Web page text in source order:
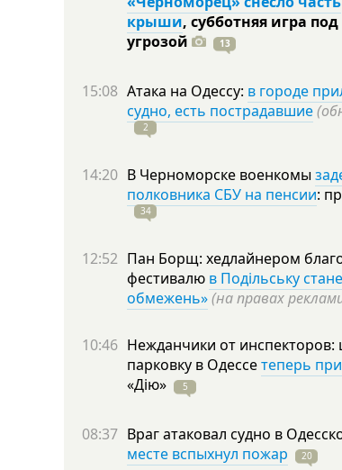
крыши, субботняя игра под
угрозой
13
15:08 Атака на Одессу: в городе
судно, есть пострадавшие
2
14:20 В Черноморске военкомы
полковника СБУ на пенсии:
34
12:52 Пан Борщ: хедлайнером
фестивалю в Подільську
обмежень»(на правах
10:46 Нежданчики от
парковку в Одессетеперь
«Дію»
5
08:37 Враг атаковал судно в
месте вспыхнул пожар
20